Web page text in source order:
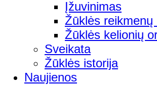
Įžuvinimas
Žūklės reikmenų
Žūklės kelionių
Sveikata
Žūklės istorija
Naujienos